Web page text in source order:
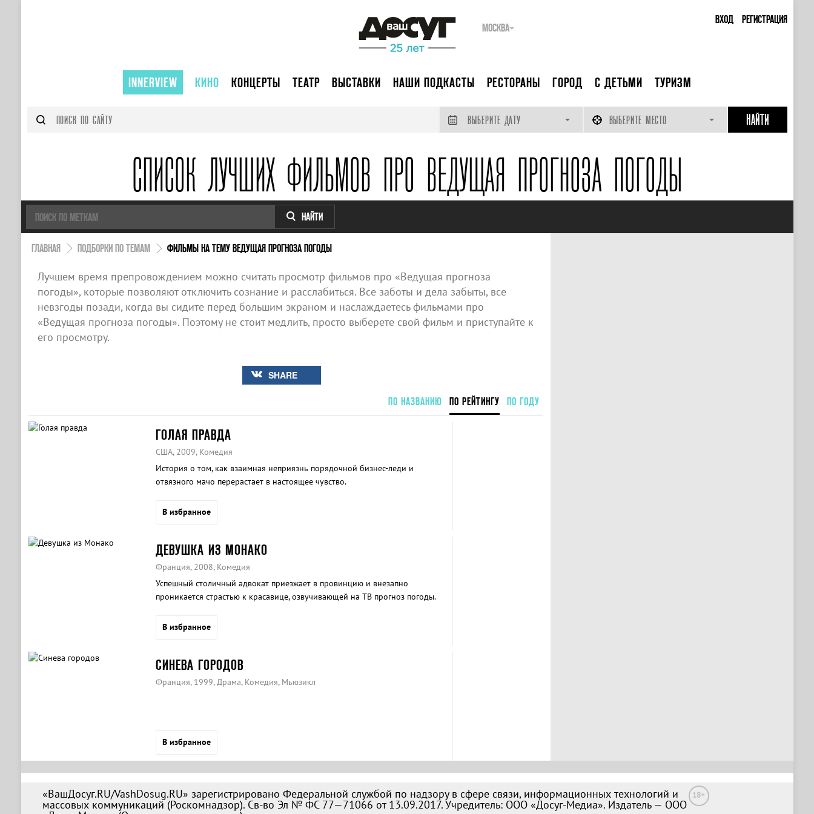
ВХОД РЕГИСТРАЦИЯ
МОСКВА
INNERVIEW КИНО КОНЦЕРТЫ ТЕАТР ВЫСТАВКИ НАШИ ПОДКАСТЫ РЕСТОРАНЫ ГОРОД С ДЕТЬМИ ТУРИЗМ
ВЫБЕРИТЕ ДАТУ ВЫБЕРИТЕ МЕСТО
СПИСОК ЛУЧШИХ ФИЛЬМОВ ПРО ВЕДУЩАЯ ПРОГНОЗА ПОГОДЫ
НАЙТИ
ГЛАВНАЯ ПОДБОРКИ ПО ТЕМАМ ФИЛЬМЫ НА ТЕМУ ВЕДУЩАЯ ПРОГНОЗА ПОГОДЫ
Лучшем время препровождением можно считать просмотр фильмов про «Ведущая прогноза
погоды», которые позволяют отключить сознание и расслабиться. Все заботы и дела забыты, все
невзгоды позади, когда вы сидите перед большим экраном и наслаждаетесь фильмами про
«Ведущая прогноза погоды». Поэтому не стоит медлить, просто выберете свой фильм и приступайте к
его просмотру.
SHARE
ПО НАЗВАНИЮ ПО РЕЙТИНГУ ПО ГОДУ
ГОЛАЯ ПРАВДА
США, 2009, Комедия
История о том, как взаимная неприязнь порядочной бизнес-леди и
отвязного мачо перерастает в настоящее чувство.
В избранное
ДЕВУШКА ИЗ МОНАКО
Франция, 2008, Комедия
Успешный столичный адвокат приезжает в провинцию и внезапно
проникается страстью к красавице, озвучивающей на ТВ прогноз погоды.
В избранное
СИНЕВА ГОРОДОВ
Франция, 1999, Драма, Комедия, Мьюзикл
В избранное
«ВашДосуг.RU/VashDosug.RU» зарегистрировано Федеральной службой по надзору в сфере связи, информационных технологий и
массовых коммуникаций (Роскомнадзор). Св-во Эл № ФС 77—71066 от 13.09.2017. Учредитель: ООО «Досуг-Медиа». Издатель — ООО
18+